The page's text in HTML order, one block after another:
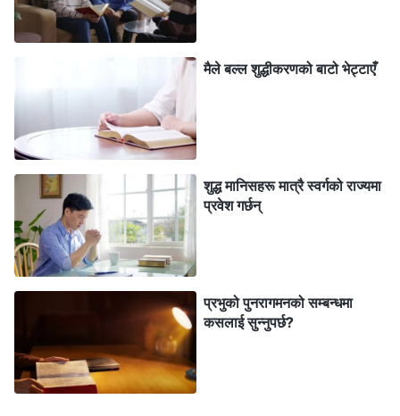
प्रकृतिलाई हटाउन अनि हामीलाई शैतानको अधीनताबाट पूर्णतया
मुक्ति दिन काम गर्नुहुन्छ। यी, मानिसजातिलाई मुक्ति दिन परमेश्‍वरले
गर्ने कार्यका तीन वटा चरणहरू हुन्। उहाँको कार्यको हरेक चरण
मानिसजातिका आवश्यकताहरूमा आधारित छ। कामका यी तीन वटा
चरणहरू मार्फत, एकपछि अर्को गर्दै हामी पापलाई चिन्छौं, पापबाट
छुटकारा पाउँछौं र पापबाट मुक्त हुन्छौं। हामीलाई पापबाट मुक्त गर्ने
परमेश्‍वरका आखिरी दिनहरूको कार्यलाई स्वीकार गर्नु नै हामीले पूर्ण
रूपमा मुक्ति पाउन सक्ने र परमेश्‍वरको राज्यमा प्रवेश गर्न सक्ने
एकमात्र मार्ग हो।”
ब्रदर लीले के सङ्गति गर्नुभयो भने, परमेश्‍वरको कार्यका तीन
चरणहरूको आपसमा घनिष्ठ सम्बन्ध छ र यो कुरा बाइबलसित
जोडिएको छ। यस कुराले मलाई आकर्षित गऱ्यो। मैले धेरै पटक
बाइबल पढेको थिएँ र मैले धेरै उपदेशहरू सुनेको थिएँ, तर परमेश्‍वरको
मैले बल्‍ल शुद्धीकरणको बाटो भेट्टाएँ
शुद्ध मानिसहरू मात्रै स्वर्गको राज्यमा
प्रवेश गर्छन्
प्रभुको पुनरागमनको सम्बन्धमा
कसलाई सुन्‍नुपर्छ?